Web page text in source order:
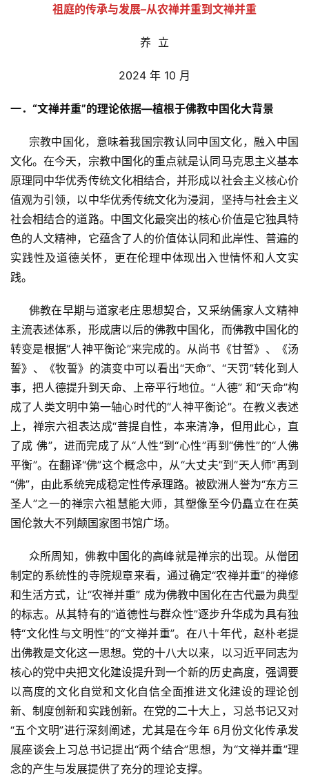
祖庭的传承与发展–从农禅并重到文禅并重
养  立
2024 年 10 月
一．“文禅并重”的理论依据—植根于佛教中国化大背景
宗教中国化，意味着我国宗教认同中国文化，融入中国
文化。在今天，宗教中国化的重点就是认同马克思主义基本
原理同中华优秀传统文化相结合，并形成以社会主义核心价
值观为引领，以中华优秀传统文化为浸润，坚持与社会主义
社会相结合的道路。中国文化最突出的核心价值是它独具特
色的人文精神，它蕴含了人的价值体认同和此岸性、普遍的
实践性及道德关怀，更在伦理中体现出入世情怀和人文实
践。
佛教在早期与道家老庄思想契合，又采纳儒家人文精神
主流表述体系，形成唐以后的佛教中国化，而佛教中国化的
转变是根据“人神平衡论”来完成的。从尚书《甘誓》、《汤
誓》、《牧誓》的演变中可以看出“天命”、“天罚”转化到人
事，把人德提升到天命、上帝平行地位。“人德” 和“天命”构
成了人类文明中第一轴心时代的“人神平衡论”。在教义表述
上，禅宗六祖表达成“菩提自性，本来清净，但用此心，直
了成 佛”，进而完成了从“人性”到“心性”再到“佛性”的“人佛
平衡”。在翻译“佛”这个概念中，从“大丈夫”到“天人师”再到
“佛”，由此系统完成稳定性传承理路。被欧洲人誉为“东方三
圣人”之一的禅宗六祖慧能大师，其塑像至今仍矗立在在英
国伦敦大不列颠国家图书馆广场。
众所周知，佛教中国化的高峰就是禅宗的出现。从僧团
制定的系统性的寺院规章来看，通过确定“农禅并重”的禅修
和生活方式，让“农禅并重” 成为佛教中国化在古代最为典型
的标志。从其特有的“道德性与群众性”逐步升华成为具有独
特“文化性与文明性”的“文禅并重”。在八十年代，赵朴老提
出佛教是文化这一思想。党的十八大以来，以习近平同志为
核心的党中央把文化建设提升到一个新的历史高度，强调要
以高度的文化自觉和文化自信全面推进文化建设的理论创
新、制度创新和实践创新。在党的二十大上，习总书记又对
“五个文明”进行深刻阐述，尤其是在今年 6月份文化传承发
展座谈会上习总书记提出“两个结合”思想，为“文禅并重”理
念的产生与发展提供了充分的理论支撑。